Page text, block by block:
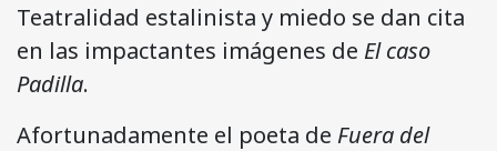
Teatralidad estalinista y miedo se dan cita
en las impactantes imágenes de El caso
Padilla.
Afortunadamente el poeta de Fuera del